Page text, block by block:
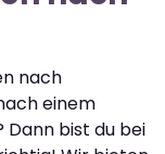
nach
einem
Dann bist du bei